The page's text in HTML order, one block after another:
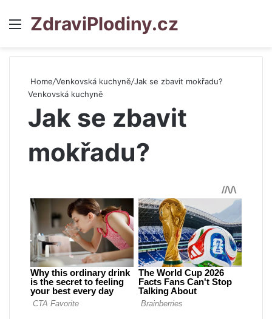
Menu
ZdraviPlodiny.cz
Home/Venkovská kuchyně/Jak se zbavit mokřadu?
Venkovská kuchyně
Jak se zbavit
mokřadu?